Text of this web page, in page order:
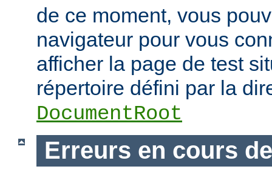
de ce moment, vous
navigateur pour vous
afficher la page de test
répertoire défini par la
DocumentRoot
Erreurs en cours